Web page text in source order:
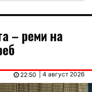
– реми на
| 4 август 2026
22:50